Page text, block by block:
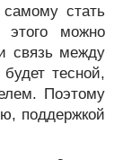
стать
можно
связь между
тесной,
Поэтому
поддержкой